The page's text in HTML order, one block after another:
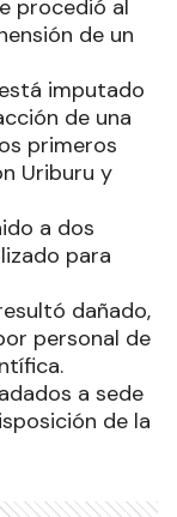
procedió al
de un
imputado
de una
primeros
Uriburu y
a dos
para
dañado,
personal de
a sede
de la